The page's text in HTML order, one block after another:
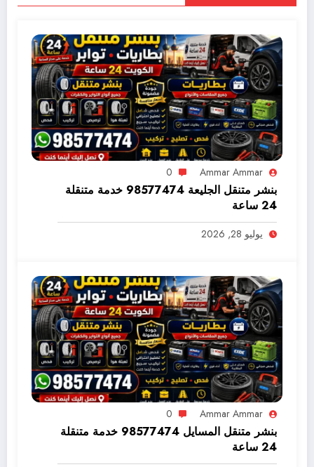
Ammar Ammar
0
بنشر متنقل الجليعة 98577474 خدمة متنقلة
24 ساعة
يوليو 28, 2026
Ammar Ammar
0
بنشر متنقل المسايل 98577474 خدمة متنقلة
24 ساعة